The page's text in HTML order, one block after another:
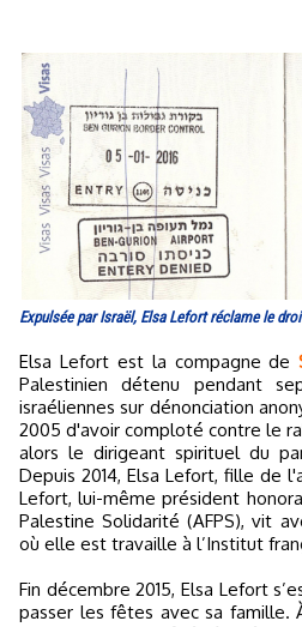
Expulsée par Israël, Elsa Lefort réclame le
Elsa Lefort est la compagne de
Palestinien détenu pendant
israéliennes sur dénonciation
2005 d'avoir comploté contre le
alors le dirigeant spirituel du
Depuis 2014, Elsa Lefort, fille de
Lefort, lui-même président
Palestine Solidarité (AFPS), vit
où elle est travaille à l’Institut
Fin décembre 2015, Elsa Lefort
passer les fêtes avec sa famille.